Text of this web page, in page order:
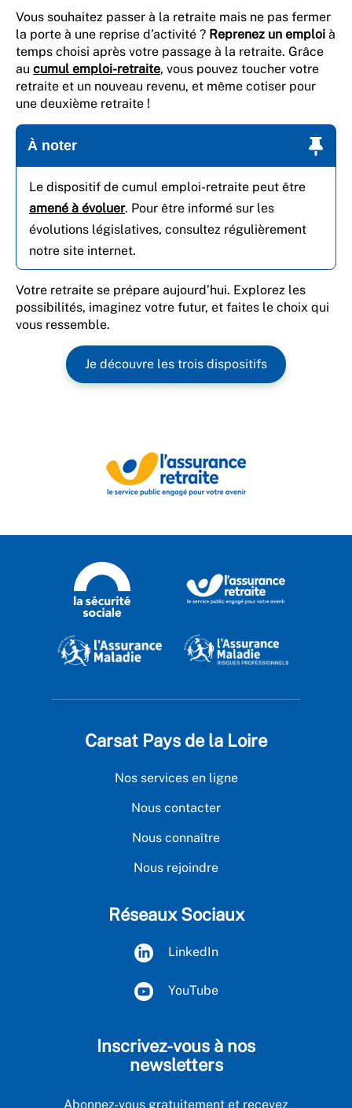
Vous souhaitez passer à la retraite mais ne pas fermer
la porte à une reprise d’activité ? Reprenez un emploi à
temps choisi après votre passage à la retraite. Grâce
au cumul emploi-retraite, vous pouvez toucher votre
retraite et un nouveau revenu, et même cotiser pour
une deuxième retraite !
À noter
Le dispositif de cumul emploi-retraite peut être
amené à évoluer. Pour être informé sur les
évolutions législatives, consultez régulièrement
notre site internet.
Votre retraite se prépare aujourd’hui. Explorez les
possibilités, imaginez votre futur, et faites le choix qui
vous ressemble.
Je découvre les trois dispositifs
Carsat Pays de la Loire
Nos services en ligne
Nous contacter
Nous connaître
Nous rejoindre
Réseaux Sociaux
LinkedIn
YouTube
Inscrivez-vous à nos
newsletters
Abonnez-vous gratuitement et recevez